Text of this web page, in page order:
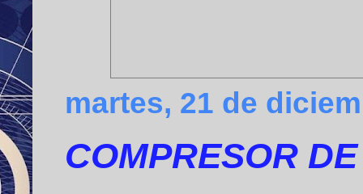
martes, 21 de
COMPRESOR